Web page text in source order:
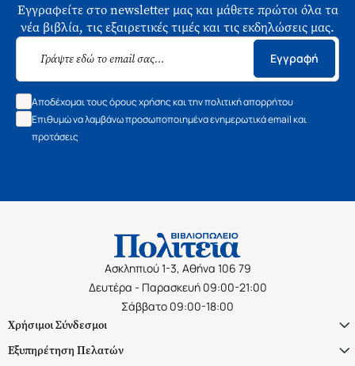
Εγγραφείτε στο newsletter μας και μάθετε πρώτοι όλα τα
νέα βιβλία, τις εξαιρετικές τιμές και τις εκδηλώσεις μας.
Εγγραφή
Αποδέχομαι τους όρους χρήσης και την πολιτική απορρήτου
Επιθυμώ να λαμβάνω προσωποποιημένα ενημερωτικά email και
προτάσεις
Ασκληπιού 1-3, Αθήνα 106 79
Δευτέρα - Παρασκευή 09:00-21:00
Σάββατο 09:00-18:00
Χρήσιμοι Σύνδεσμοι
Εξυπηρέτηση Πελατών